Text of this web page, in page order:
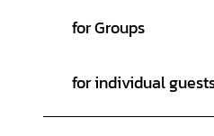
for Groups
for individual